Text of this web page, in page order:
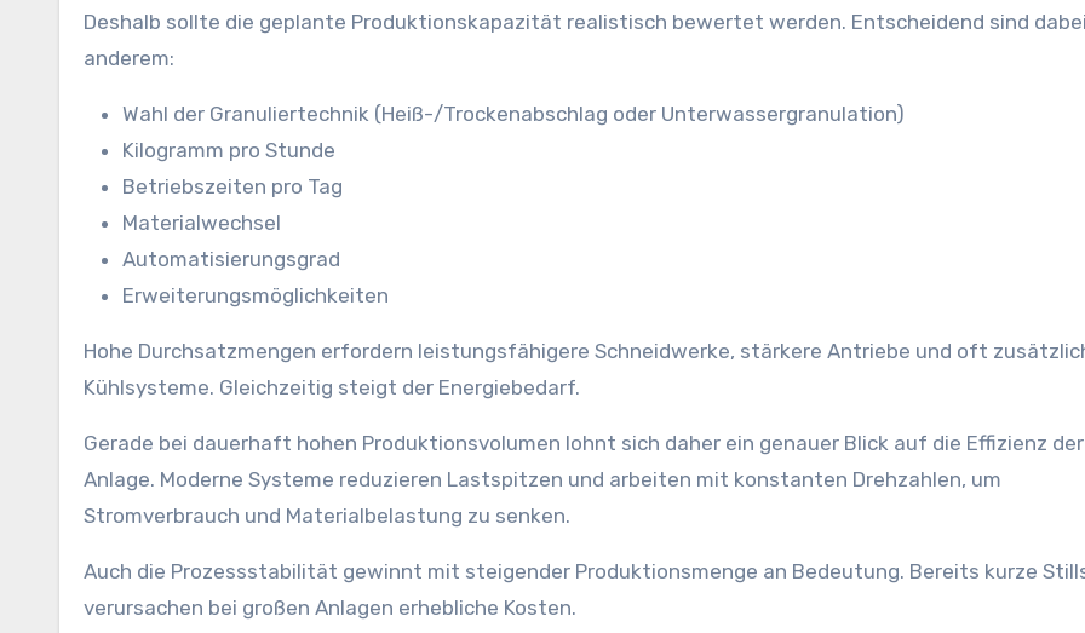
Deshalb sollte die geplante Produktionskapazität realistisch bewertet werden. Entscheidend sind
anderem:
Wahl der Granuliertechnik (Heiß-/Trockenabschlag oder Unterwassergranulation)
Kilogramm pro Stunde
Betriebszeiten pro Tag
Materialwechsel
Automatisierungsgrad
Erweiterungsmöglichkeiten
Hohe Durchsatzmengen erfordern leistungsfähigere Schneidwerke, stärkere Antriebe und oft
Kühlsysteme. Gleichzeitig steigt der Energiebedarf.
Gerade bei dauerhaft hohen Produktionsvolumen lohnt sich daher ein genauer Blick auf die Effizienz der
Anlage. Moderne Systeme reduzieren Lastspitzen und arbeiten mit konstanten Drehzahlen, um
Stromverbrauch und Materialbelastung zu senken.
Auch die Prozessstabilität gewinnt mit steigender Produktionsmenge an Bedeutung. Bereits kurze
verursachen bei großen Anlagen erhebliche Kosten.